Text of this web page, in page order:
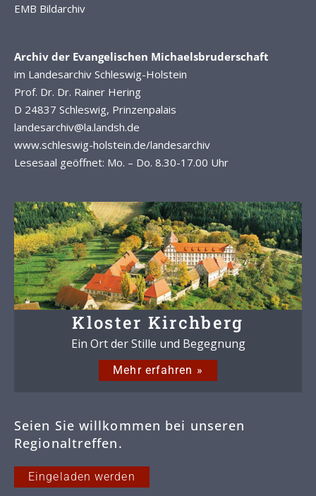
EMB Bildarchiv
Archiv der Evangelischen Michaelsbruderschaft
im Landesarchiv Schleswig-Holstein
Prof. Dr. Dr. Rainer Hering
D 24837 Schleswig, Prinzenpalais
landesarchiv@la.landsh.de
www.schleswig-holstein.de/landesarchiv
Lesesaal geöffnet: Mo. – Do. 8.30-17.00 Uhr
Kloster Kirchberg
Ein Ort der Stille und Begegnung
Mehr erfahren »
Seien Sie willkommen bei unseren
Regionaltreffen.
Eingeladen werden